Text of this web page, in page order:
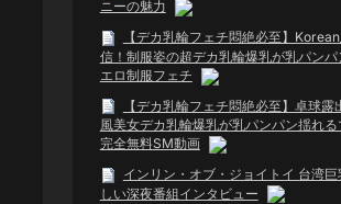
ニーの魅力
【デカ乳輪フェチ悶絶必至】
信！制服姿の超デカ乳輪爆乳が乳パンパ
エロ制服フェチ
【デカ乳輪フェチ悶絶必至】卓球露
風美女デカ乳輪爆乳が乳パンパン揺れる
完全無料SM動画
インリン・オブ・ジョイトイ 台湾
しい深夜番組インタビュー